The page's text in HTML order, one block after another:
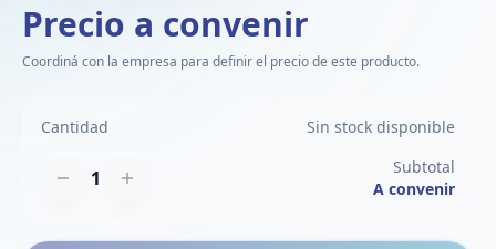
Precio a convenir
Coordiná con la empresa para definir el precio de este producto.
Cantidad Sin stock disponible
1
Subtotal
A convenir